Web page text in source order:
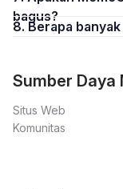
bagus?
8. Berapa
Sumber Daya
Situs Web
Komunitas